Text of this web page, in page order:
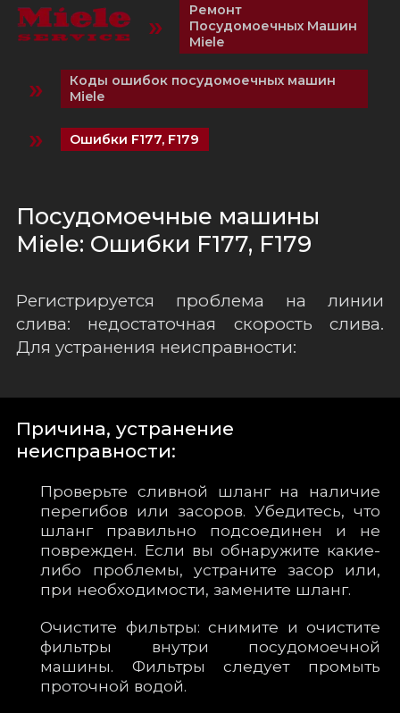
»
Ремонт
Посудомоечных Машин
Miele
»
Коды ошибок посудомоечных машин
Miele
» Ошибки F177, F179
Посудомоечные машины
Miele: Ошибки F177, F179
Регистрируется проблема на линии
слива: недостаточная скорость слива.
Для устранения неисправности:
Причина, устранение
неисправности:
Проверьте сливной шланг на наличие
перегибов или засоров. Убедитесь, что
шланг правильно подсоединен и не
поврежден. Если вы обнаружите какие-
либо проблемы, устраните засор или,
при необходимости, замените шланг.
Очистите фильтры: снимите и очистите
фильтры внутри посудомоечной
машины. Фильтры следует промыть
проточной водой.